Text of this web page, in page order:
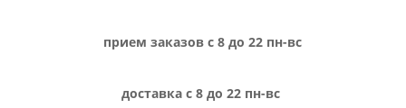
прием заказов с 8 до 22 пн-вс
доставка с 8 до 22 пн-вс